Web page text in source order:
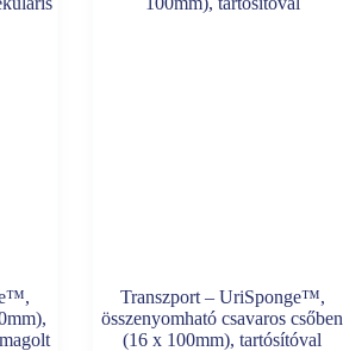
Transzport – UriSponge™,
összenyomható csavaros csőben
(16 x 100mm), tartósítóval